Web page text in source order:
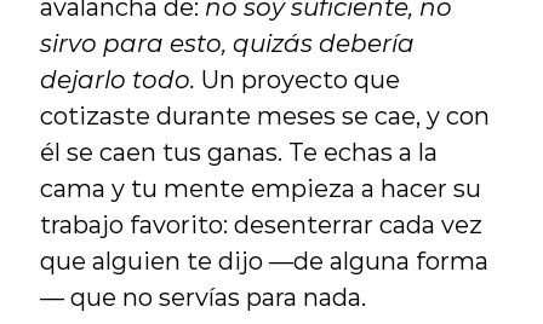
avalancha de: no soy suficiente, no
sirvo para esto, quizás debería
dejarlo todo. Un proyecto que
cotizaste durante meses se cae, y con
él se caen tus ganas. Te echas a la
cama y tu mente empieza a hacer su
trabajo favorito: desenterrar cada vez
que alguien te dijo —de alguna forma
— que no servías para nada.